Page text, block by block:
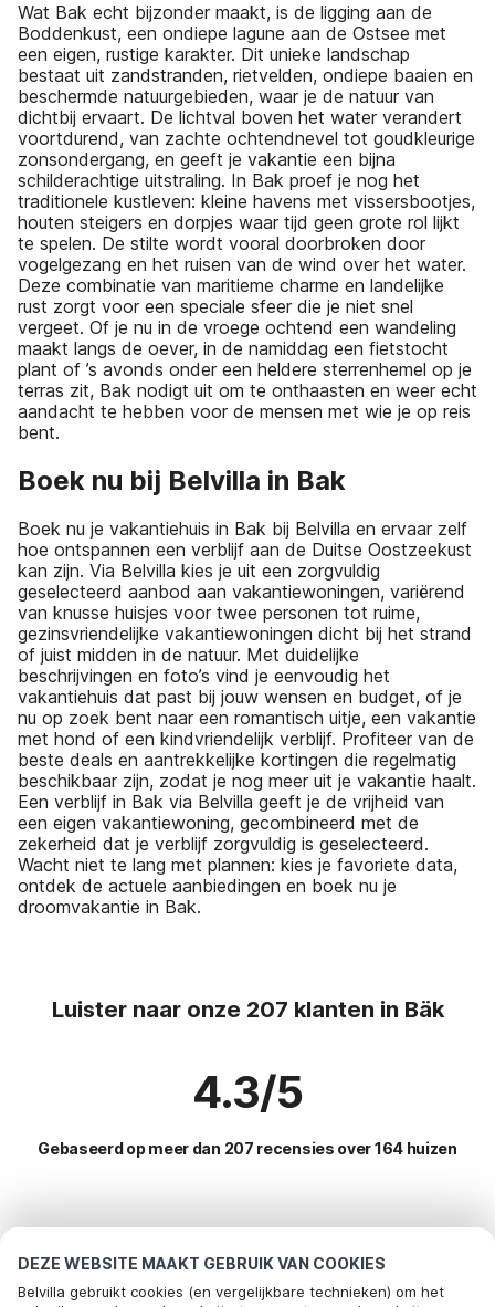
DEZE WEBSITE MAAKT GEBRUIK VAN COOKIES
Belvilla gebruikt cookies (en vergelijkbare technieken) om het
Wat Bak echt bijzonder maakt, is de ligging aan de
Boddenkust, een ondiepe lagune aan de Ostsee met
een eigen, rustige karakter. Dit unieke landschap
bestaat uit zandstranden, rietvelden, ondiepe baaien en
beschermde natuurgebieden, waar je de natuur van
dichtbij ervaart. De lichtval boven het water verandert
voortdurend, van zachte ochtendnevel tot goudkleurige
zonsondergang, en geeft je vakantie een bijna
schilderachtige uitstraling. In Bak proef je nog het
traditionele kustleven: kleine havens met vissersbootjes,
houten steigers en dorpjes waar tijd geen grote rol lijkt
te spelen. De stilte wordt vooral doorbroken door
vogelgezang en het ruisen van de wind over het water.
Deze combinatie van maritieme charme en landelijke
rust zorgt voor een speciale sfeer die je niet snel
vergeet. Of je nu in de vroege ochtend een wandeling
maakt langs de oever, in de namiddag een fietstocht
plant of ’s avonds onder een heldere sterrenhemel op je
terras zit, Bak nodigt uit om te onthaasten en weer echt
aandacht te hebben voor de mensen met wie je op reis
bent.
Boek nu bij Belvilla in Bak
Boek nu je vakantiehuis in Bak bij Belvilla en ervaar zelf
hoe ontspannen een verblijf aan de Duitse Oostzeekust
kan zijn. Via Belvilla kies je uit een zorgvuldig
geselecteerd aanbod aan vakantiewoningen, variërend
van knusse huisjes voor twee personen tot ruime,
gezinsvriendelijke vakantiewoningen dicht bij het strand
of juist midden in de natuur. Met duidelijke
beschrijvingen en foto’s vind je eenvoudig het
vakantiehuis dat past bij jouw wensen en budget, of je
nu op zoek bent naar een romantisch uitje, een vakantie
met hond of een kindvriendelijk verblijf. Profiteer van de
beste deals en aantrekkelijke kortingen die regelmatig
beschikbaar zijn, zodat je nog meer uit je vakantie haalt.
Een verblijf in Bak via Belvilla geeft je de vrijheid van
een eigen vakantiewoning, gecombineerd met de
zekerheid dat je verblijf zorgvuldig is geselecteerd.
Wacht niet te lang met plannen: kies je favoriete data,
ontdek de actuele aanbiedingen en boek nu je
droomvakantie in Bak.
Luister naar onze 207 klanten in Bäk
4.3/5
Gebaseerd op meer dan 207 recensies over 164 huizen
vakantie